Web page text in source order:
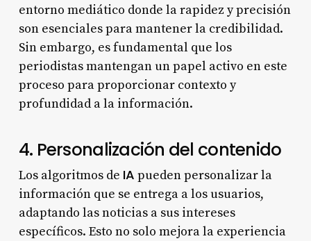
entorno mediático donde la rapidez y precisión
son esenciales para mantener la credibilidad.
Sin embargo, es fundamental que los
periodistas mantengan un papel activo en este
proceso para proporcionar contexto y
profundidad a la información.
4. Personalización del contenido
Los algoritmos de IA pueden personalizar la
información que se entrega a los usuarios,
adaptando las noticias a sus intereses
específicos. Esto no solo mejora la experiencia